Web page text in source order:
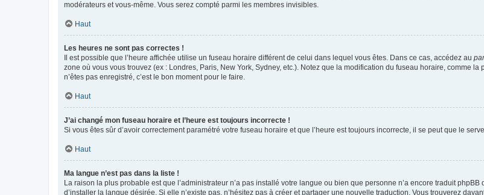
modérateurs et vous-même. Vous serez compté parmi les membres invisibles.
Haut
Les heures ne sont pas correctes !
Il est possible que l’heure affichée utilise un fuseau horaire différent de celui dans lequel vous êtes. Dans ce cas, accédez au
zone où vous vous trouvez (ex : Londres, Paris, New York, Sydney, etc.). Notez que la modification du fuseau horaire, comme
n’êtes pas enregistré, c’est le bon moment pour le faire.
Haut
J’ai changé mon fuseau horaire et l’heure est toujours incorrecte !
Si vous êtes sûr d’avoir correctement paramétré votre fuseau horaire et que l’heure est toujours incorrecte, il se peut que le
Haut
Ma langue n’est pas dans la liste !
La raison la plus probable est que l’administrateur n’a pas installé votre langue ou bien que personne n’a encore traduit
d’installer la langue désirée. Si elle n’existe pas, n’hésitez pas à créer et partager une nouvelle traduction. Vous trouverez